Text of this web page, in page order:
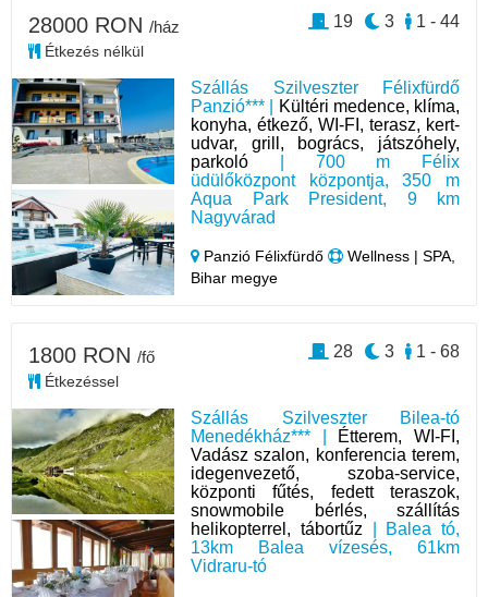
Szállás Szilveszter Félixfürdő
Panzió*** |
Kültéri medence, klíma,
konyha, étkező, WI-FI, terasz, kert-
udvar, grill, bogrács, játszóhely,
parkoló | 700 m Félix
üdülőközpont központja, 350 m
Aqua Park President, 9 km
Nagyvárad
Panzió Félixfürdő
Wellness | SPA,
Bihar megye
28000 RON /ház
Étkezés nélkül
1 - 44
3
19
Szállás Szilveszter Bilea-tó
Menedékház*** | Étterem, WI-FI,
Vadász szalon, konferencia terem,
idegenvezető, szoba-service,
központi fűtés, fedett teraszok,
snowmobile bérlés, szállítás
helikopterrel, tábortűz | Balea tó,
13km Balea vízesés, 61km
Vidraru-tó
1800 RON /fő
Étkezéssel
1 - 68
3
28